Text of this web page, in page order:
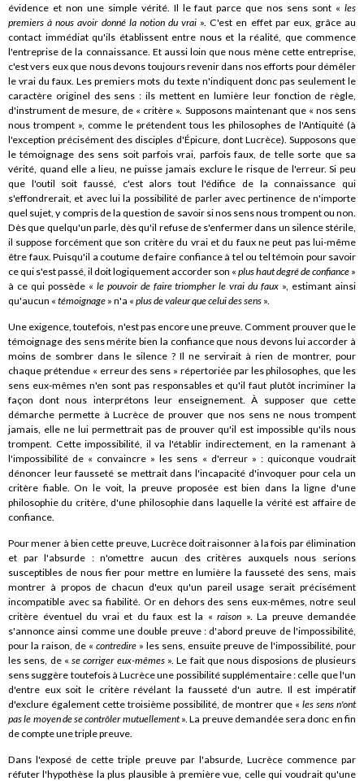
évidence et non une simple vérité. Il le faut parce que nos sens sont « les
premiers à nous avoir donné la notion du vrai ». C'est en effet par eux, grâce au
contact immédiat qu'ils établissent entre nous et la réalité, que commence
l'entreprise de la connaissance. Et aussi loin que nous mène cette entreprise,
c'est vers eux que nous devons toujours revenir dans nos efforts pour démêler
le vrai du faux. Les premiers mots du texte n'indiquent donc pas seulement le
caractère originel des sens : ils mettent en lumière leur fonction de règle,
d'instrument de mesure, de « critère ». Supposons maintenant que « nos sens
nous trompent », comme le prétendent tous les philosophes de l'Antiquité (à
l'exception précisément des disciples d'Épicure, dont Lucrèce). Supposons que
le témoignage des sens soit parfois vrai, parfois faux, de telle sorte que sa
vérité, quand elle a lieu, ne puisse jamais exclure le risque de l'erreur. Si peu
que l'outil soit faussé, c'est alors tout l'édifice de la connaissance qui
s'effondrerait, et avec lui la possibilité de parler avec pertinence de n'importe
quel sujet, y compris de la question de savoir si nos sens nous trompent ou non.
Dès que quelqu'un parle, dès qu'il refuse de s'enfermer dans un silence stérile,
il suppose forcément que son critère du vrai et du faux ne peut pas lui-même
être faux. Puisqu'il a coutume de faire confiance à tel ou tel témoin pour savoir
ce qui s'est passé, il doit logiquement accorder son « plus haut degré de confiance »
à ce qui possède « le pouvoir de faire triompher le vrai du faux », estimant ainsi
qu'aucun « témoignage » n'a « plus de valeur que celui des sens ».
Une exigence, toutefois, n'est pas encore une preuve. Comment prouver que le
témoignage des sens mérite bien la confiance que nous devons lui accorder à
moins de sombrer dans le silence ? Il ne servirait à rien de montrer, pour
chaque prétendue « erreur des sens » répertoriée par les philosophes, que les
sens eux-mêmes n'en sont pas responsables et qu'il faut plutôt incriminer la
façon dont nous interprétons leur enseignement. À supposer que cette
démarche permette à Lucrèce de prouver que nos sens ne nous trompent
jamais, elle ne lui permettrait pas de prouver qu'il est impossible qu'ils nous
trompent. Cette impossibilité, il va l'établir indirectement, en la ramenant à
l'impossibilité de « convaincre » les sens « d'erreur » : quiconque voudrait
dénoncer leur fausseté se mettrait dans l'incapacité d'invoquer pour cela un
critère fiable. On le voit, la preuve proposée est bien dans la ligne d'une
philosophie du critère, d'une philosophie dans laquelle la vérité est affaire de
confiance.
Pour mener à bien cette preuve, Lucrèce doit raisonner à la fois par élimination
et par l'absurde : n'omettre aucun des critères auxquels nous serions
susceptibles de nous fier pour mettre en lumière la fausseté des sens, mais
montrer à propos de chacun d'eux qu'un pareil usage serait précisément
incompatible avec sa fiabilité. Or en dehors des sens eux-mêmes, notre seul
critère éventuel du vrai et du faux est la « raison ». La preuve demandée
s'annonce ainsi comme une double preuve : d'abord preuve de l'impossibilité,
pour la raison, de « contredire » les sens, ensuite preuve de l'impossibilité, pour
les sens, de «se corriger eux-mêmes». Le fait que nous disposions de plusieurs
sens suggère toutefois à Lucrèce une possibilité supplémentaire : celle que l'un
d'entre eux soit le critère révélant la fausseté d'un autre. Il est impératif
d'exclure également cette troisième possibilité, de montrer que « les sens n'ont
pas le moyen de se contrôler mutuellement». La preuve demandée sera donc en fin
de compte une triple preuve.
Dans l'exposé de cette triple preuve par l'absurde, Lucrèce commence par
réfuter l'hypothèse la plus plausible à première vue, celle qui voudrait qu'une